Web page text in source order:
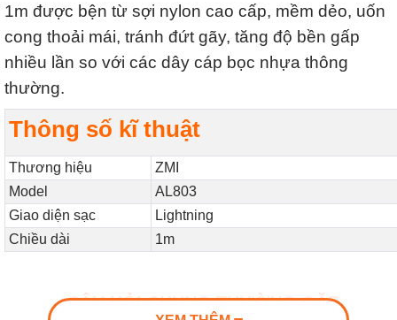
1m được bện từ sợi nylon cao cấp, mềm dẻo, uốn
cong thoải mái, tránh đứt gãy, tăng độ bền gấp
nhiều lần so với các dây cáp bọc nhựa thông
thường.
Thông số kĩ thuật
Thương hiệu
ZMI
Model
AL803
Giao diện sạc
Lightning
Chiều dài
1m
CÂU HỎI CHUNG THƯỜNG GẶP